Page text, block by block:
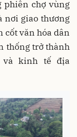
phiên chợ vùng
nơi giao thương
cốt văn hóa dân
thống trở thành
và kinh tế địa